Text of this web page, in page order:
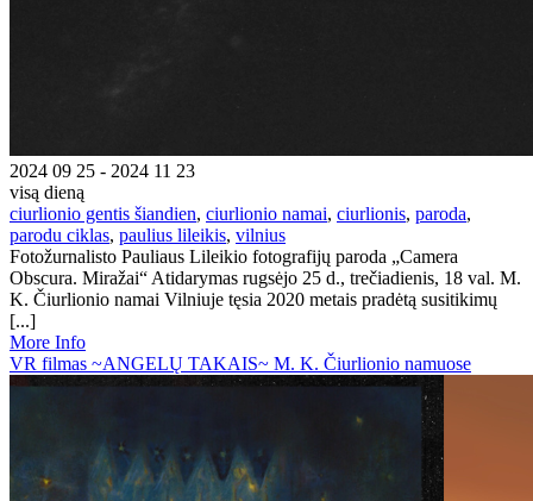
2024 09 25 - 2024 11 23
visą dieną
ciurlionio gentis šiandien, ciurlionio namai, ciurlionis, paroda,
parodu ciklas, paulius lileikis, vilnius
Fotožurnalisto Pauliaus Lileikio fotografijų paroda „Camera
Obscura. Miražai“ Atidarymas rugsėjo 25 d., trečiadienis, 18 val. M.
K. Čiurlionio namai Vilniuje tęsia 2020 metais pradėtą susitikimų
[...]
More Info
VR filmas ~ANGELŲ TAKAIS~ M. K. Čiurlionio namuose